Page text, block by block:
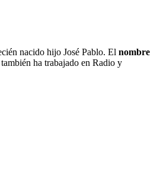
nacido hijo José Pablo. El nombre
ha trabajado en Radio y